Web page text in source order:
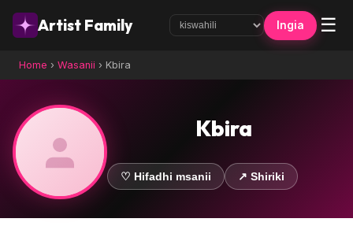
Artist Family Ingia ☰
Home › Wasanii › Kbira
Kbira
♡ Hifadhi msanii ↗ Shiriki